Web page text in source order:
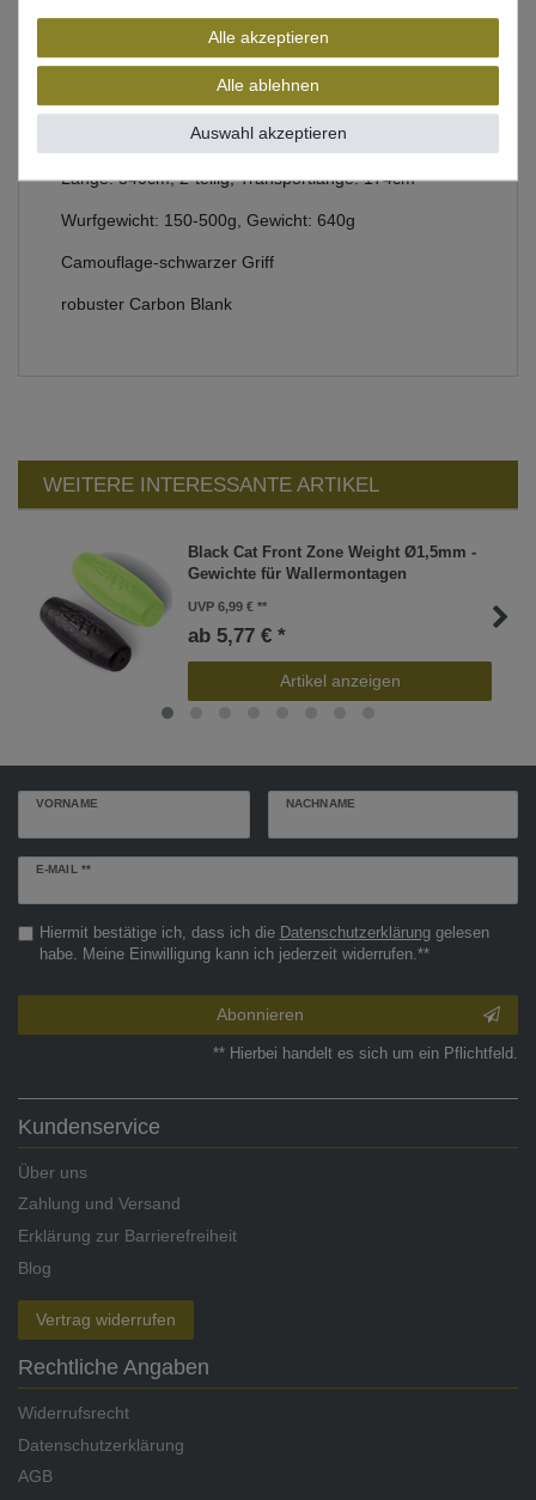
Produktsicherheit
Wallerrute von Uni Cat zum Long-Range-Fischen auf
Länge: 340cm, 2-teilig, Transportlänge: 174cm
Wurfgewicht: 150-500g, Gewicht: 640g
Camouflage-schwarzer Griff
robuster Carbon Blank
WEITERE INTERESSANTE ARTIKEL
Black Cat Front Zone Weight Ø1,5mm -
Gewichte für Wallermontagen
UVP 6,99 €
ab 5,77 € *
Artikel anzeigen
VORNAME NACHNAME
E-MAIL **
Newsletter
Hiermit bestätige ich, dass ich die Daten­schutz­erklärunggelesen
habe. Meine Einwilligung kann ich jederzeit widerrufen.**
Abonnieren
** Hierbei handelt es sich um ein Pflichtfeld.
Kundenservice
Über uns
Zahlung und Versand
Erklärung zur Barrierefreiheit
Blog
Vertrag widerrufen
Rechtliche Angaben
Widerrufsrecht
Datenschutzerklärung
AGB
Alle akzeptieren
Alle ablehnen
Auswahl akzeptieren